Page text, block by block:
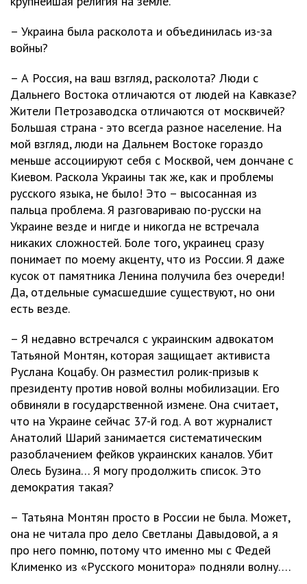
– Украина была расколота и объединилась из-за
войны?
– А Россия, на ваш взгляд, расколота? Люди с
Дальнего Востока отличаются от людей на Кавказе?
Жители Петрозаводска отличаются от москвичей?
Большая страна - это всегда разное население. На
мой взгляд, люди на Дальнем Востоке гораздо
меньше ассоциируют себя с Москвой, чем дончане с
Киевом. Раскола Украины так же, как и проблемы
русского языка, не было! Это – высосанная из
пальца проблема. Я разговариваю по-русски на
Украине везде и нигде и никогда не встречала
никаких сложностей. Боле того, украинец сразу
понимает по моему акценту, что из России. Я даже
кусок от памятника Ленина получила без очереди!
Да, отдельные сумасшедшие существуют, но они
есть везде.
– Я недавно встречался с украинским адвокатом
Татьяной Монтян, которая защищает активиста
Руслана Коцабу. Он разместил ролик-призыв к
президенту против новой волны мобилизации. Его
обвиняли в государственной измене. Она считает,
что на Украине сейчас 37-й год. А вот журналист
Анатолий Шарий занимается систематическим
разоблачением фейков украинских каналов. Убит
Олесь Бузина… Я могу продолжить список. Это
демократия такая?
– Татьяна Монтян просто в России не была. Может,
она не читала про дело Светланы Давыдовой, а я
про него помню, потому что именно мы с Федей
Клименко из «Русского монитора» подняли волну….